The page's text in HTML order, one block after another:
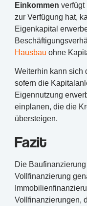
Einkommen verfügt
zur Verfügung hat,
Eigenkapital
Hausbau ohne
Weiterhin kann sich
sofern die
Eigennutzung
einplanen, die die
übersteigen.
Fazit
Die
Vollfinanzierung
Vollfinanzierungen,